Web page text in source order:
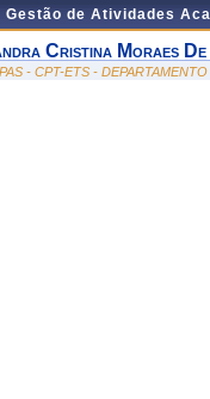
Gestão de Atividades
Cristina Moraes De
- CPT-ETS -